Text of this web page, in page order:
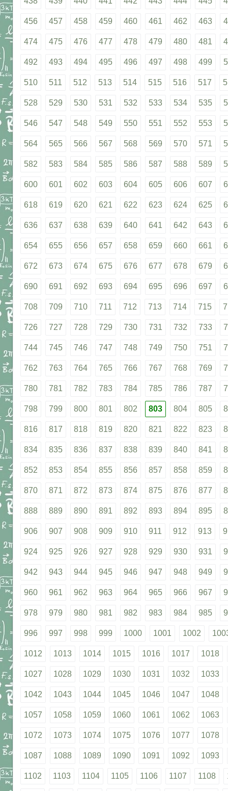
456 457 458 459 460 461 462 463
474 475 476 477 478 479 480 481
492 493 494 495 496 497 498 499
510 511 512 513 514 515 516 517
528 529 530 531 532 533 534 535
546 547 548 549 550 551 552 553
564 565 566 567 568 569 570 571
582 583 584 585 586 587 588 589
600 601 602 603 604 605 606 607
618 619 620 621 622 623 624 625
636 637 638 639 640 641 642 643
654 655 656 657 658 659 660 661
672 673 674 675 676 677 678 679
690 691 692 693 694 695 696 697
708 709 710 711 712 713 714 715
726 727 728 729 730 731 732 733
744 745 746 747 748 749 750 751
762 763 764 765 766 767 768 769
780 781 782 783 784 785 786 787
798 799 800 801 802 803 804 805
816 817 818 819 820 821 822 823
834 835 836 837 838 839 840 841
852 853 854 855 856 857 858 859
870 871 872 873 874 875 876 877
888 889 890 891 892 893 894 895
906 907 908 909 910 911 912 913
924 925 926 927 928 929 930 931
942 943 944 945 946 947 948 949
960 961 962 963 964 965 966 967
978 979 980 981 982 983 984 985
996 997 998 999 1000 1001 1002
1012 1013 1014 1015 1016 1017 1018
1027 1028 1029 1030 1031 1032 1033
1042 1043 1044 1045 1046 1047 1048
1057 1058 1059 1060 1061 1062 1063
1072 1073 1074 1075 1076 1077 1078
1087 1088 1089 1090 1091 1092 1093
1102 1103 1104 1105 1106 1107 1108